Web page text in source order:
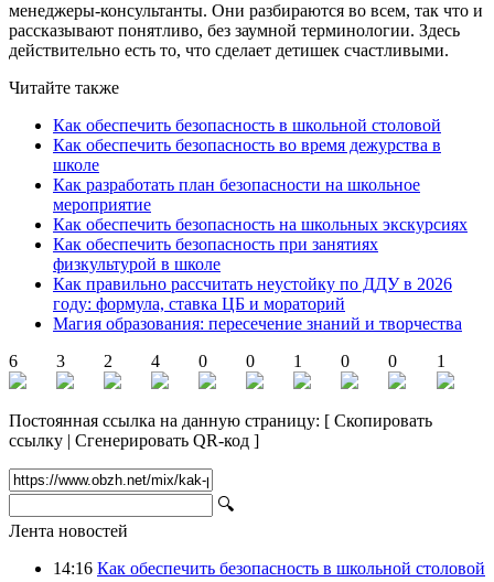
менеджеры-консультанты. Они разбираются во всем, так что и
рассказывают понятливо, без заумной терминологии. Здесь
действительно есть то, что сделает детишек счастливыми.
Читайте также
Как обеспечить безопасность в школьной столовой
Как обеспечить безопасность во время дежурства в
школе
Как разработать план безопасности на школьное
мероприятие
Как обеспечить безопасность на школьных экскурсиях
Как обеспечить безопасность при занятиях
физкультурой в школе
Как правильно рассчитать неустойку по ДДУ в 2026
году: формула, ставка ЦБ и мораторий
Магия образования: пересечение знаний и творчества
6
3 2 4 0 0 1 0 0 1
Постоянная ссылка на данную страницу: [ Скопировать
ссылку | Сгенерировать QR-код ]
🔍
Лента новостей
14:16 Как обеспечить безопасность в школьной столовой